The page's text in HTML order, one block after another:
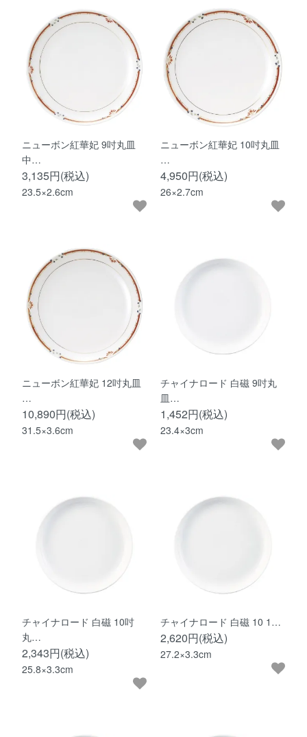
ニューボン紅華妃 9吋丸皿
中…
3,135円(税込)
23.5×2.6cm
ニューボン紅華妃 10吋丸皿
…
4,950円(税込)
26×2.7cm
ニューボン紅華妃 12吋丸皿
…
10,890円(税込)
31.5×3.6cm
チャイナロード 白磁 9吋丸
皿…
1,452円(税込)
23.4×3cm
チャイナロード 白磁 10吋
丸…
2,343円(税込)
25.8×3.3cm
チャイナロード 白磁 10 1…
2,620円(税込)
27.2×3.3cm